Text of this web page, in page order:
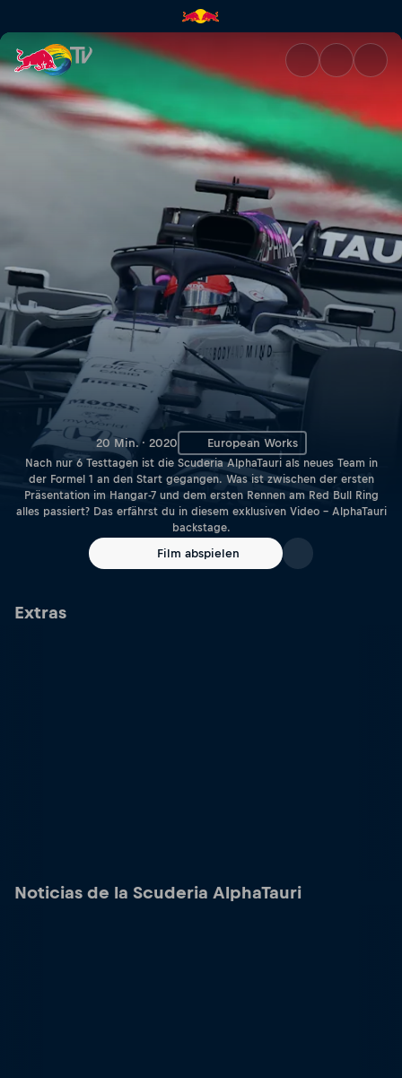
"Open the Doors"... mit
20 Min. · 2020 European Works
Nach nur 6 Testtagen ist die Scuderia AlphaTauri als neues Team in
der Formel 1 an den Start gegangen. Was ist zwischen der ersten
Präsentation im Hangar-7 und dem ersten Rennen am Red Bull Ring
alles passiert? Das erfährst du in diesem exklusiven Video – AlphaTauri
backstage.
Film abspielen
Extras
Noticias de la Scuderia AlphaTauri